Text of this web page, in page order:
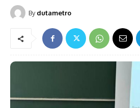
By dutametro